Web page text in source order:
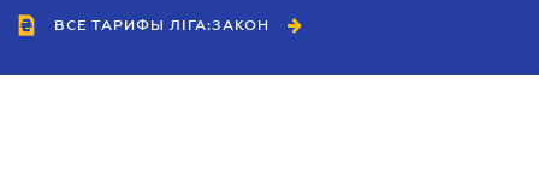
ВСЕ ТАРИФЫ ЛІГА:ЗАКОН